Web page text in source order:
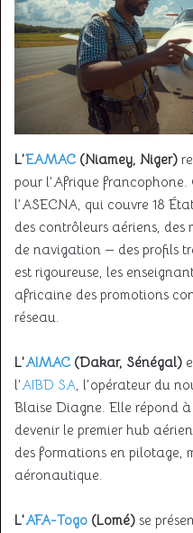
L’EAMAC (Niamey, Niger)
pour l’Afrique francophone.
l’ASECNA, qui couvre 18
des contrôleurs aériens, des
de navigation — des profils
est rigoureuse, les
africaine des promotions
réseau.
L’AIMAC (Dakar, Sénégal)
l’AIBD SA, l’opérateur du
Blaise Diagne. Elle répond
devenir le premier hub
des formations en pilotage,
aéronautique.
L’AFA-Togo (Lomé) se